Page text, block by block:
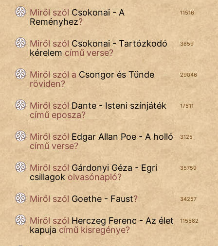
IRODALOM
SZÓLÁS
És
KÖZMONDÁS
PSZICHO
ZENE
FILM
ÉLETMÓD
MAGYARSÁG
És
TÖRTÉNELEM
11516
Miről szól Csokonai - A
Reményhez?
3859
Miről szól Csokonai - Tartózkodó
kérelem című verse?
29046
Miről szól a Csongor és Tünde
röviden?
17511
Miről szól Dante - Isteni színjáték
című eposza?
3125
Miről szól Edgar Allan Poe - A holló
című verse?
35759
Miről szól Gárdonyi Géza - Egri
csillagok olvasónapló?
34257
Miről szól Goethe - Faust?
115562
Miről szól Herczeg Ferenc - Az élet
kapuja című kisregénye?